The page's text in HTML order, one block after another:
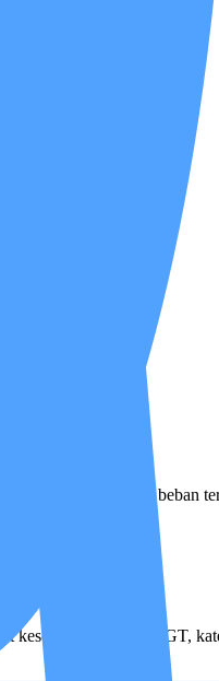
harus memikul beban
penting (NGT,